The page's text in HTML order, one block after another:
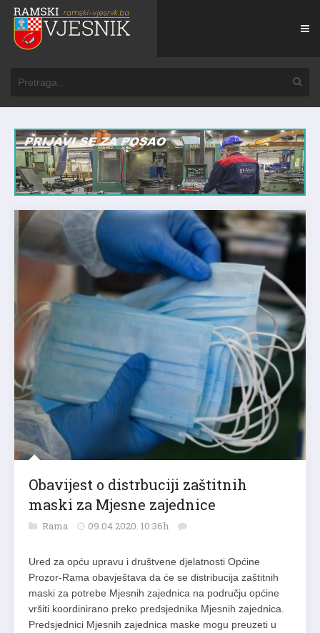
Obavijest o distrbuciji zaštitnih
maski za Mjesne zajednice
Rama 09.04.2020. 10:36h
Ured za opću upravu i društvene djelatnosti Općine
Prozor-Rama obavještava da će se distribucija zaštitnih
maski za potrebe Mjesnih zajednica na području općine
vršiti koordinirano preko predsjednika Mjesnih zajednica.
Predsjednici Mjesnih zajednica maske mogu preuzeti u